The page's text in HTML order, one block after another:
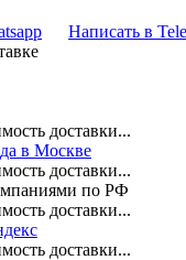
Написать в
доставки...
в Москве
доставки...
по РФ
доставки...
доставки...